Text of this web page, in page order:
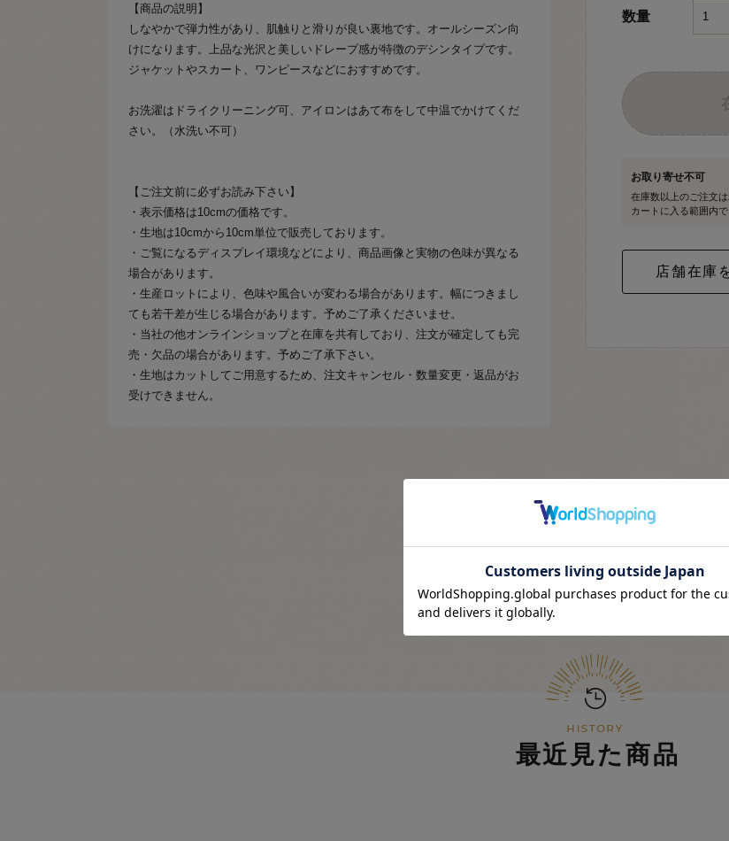
【商品の説明】
しなやかで弾力性があり、肌触りと滑りが良い裏地です。オールシーズン向
けになります。上品な光沢と美しいドレープ感が特徴のデシンタイプです。
ジャケットやスカート、ワンピースなどにおすすめです。
お洗濯はドライクリーニング可、アイロンはあて布をして中温でかけてくだ
さい。（水洗い不可）
【ご注文前に必ずお読み下さい】
・表示価格は10cmの価格です。
・生地は10cmから10cm単位で販売しております。
・ご覧になるディスプレイ環境などにより、商品画像と実物の色味が異なる
場合があります。
・生産ロットにより、色味や風合いが変わる場合があります。幅につきまし
ても若干差が生じる場合があります。予めご了承くださいませ。
・当社の他オンラインショップと在庫を共有しており、注文が確定しても完
売・欠品の場合があります。予めご了承下さい。
・生地はカットしてご用意するため、注文キャンセル・数量変更・返品がお
受けできません。
数量
お取り寄せ不可
在庫数以上のご注文
カートに入る範囲内で
最近見た商品